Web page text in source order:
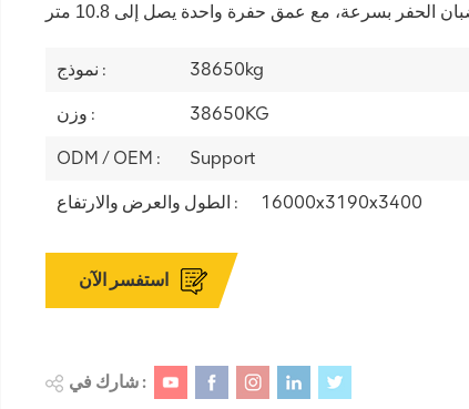
نموذج : 38650kg
وزن : 38650KG
ODM / OEM : Support
الطول والعرض والارتفاع : 16000x3190x3400
شارك في :